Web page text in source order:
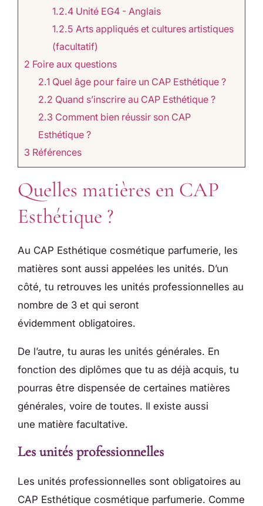
1.2.4 Unité EG4 - Anglais
1.2.5 Arts appliqués et cultures artistiques
(facultatif)
2 Foire aux questions
2.1 Quel âge pour faire un CAP Esthétique ?
2.2 Quand s’inscrire au CAP Esthétique ?
2.3 Comment bien réussir son CAP
Esthétique ?
3 Références
Quelles matières en CAP
Esthétique ?​
Au CAP Esthétique cosmétique parfumerie, les
matières sont aussi appelées les unités. D’un
côté, tu retrouves les unités professionnelles au
nombre de 3 et qui seront
évidemment obligatoires.
De l’autre, tu auras les unités générales. En
fonction des diplômes que tu as déjà acquis, tu
pourras être dispensée de certaines matières
générales, voire de toutes. Il existe aussi
une matière facultative.
Les unités professionnelles​
Les unités professionnelles sont obligatoires au
CAP Esthétique cosmétique parfumerie. Comme